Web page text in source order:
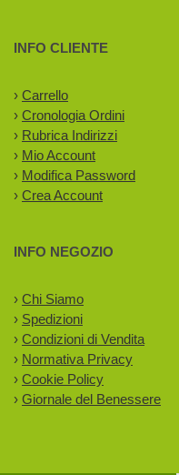
INFO CLIENTE
› Carrello
› Cronologia Ordini
› Rubrica Indirizzi
› Mio Account
› Modifica Password
› Crea Account
INFO NEGOZIO
› Chi Siamo
› Spedizioni
› Condizioni di Vendita
› Normativa Privacy
› Cookie Policy
› Giornale del Benessere